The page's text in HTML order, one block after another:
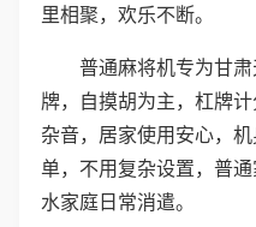
里相聚，欢乐不断。
普通麻将机专为甘
牌，自摸胡为主，杠牌
杂音，居家使用安心，
单，不用复杂设置，普
水家庭日常消遣。